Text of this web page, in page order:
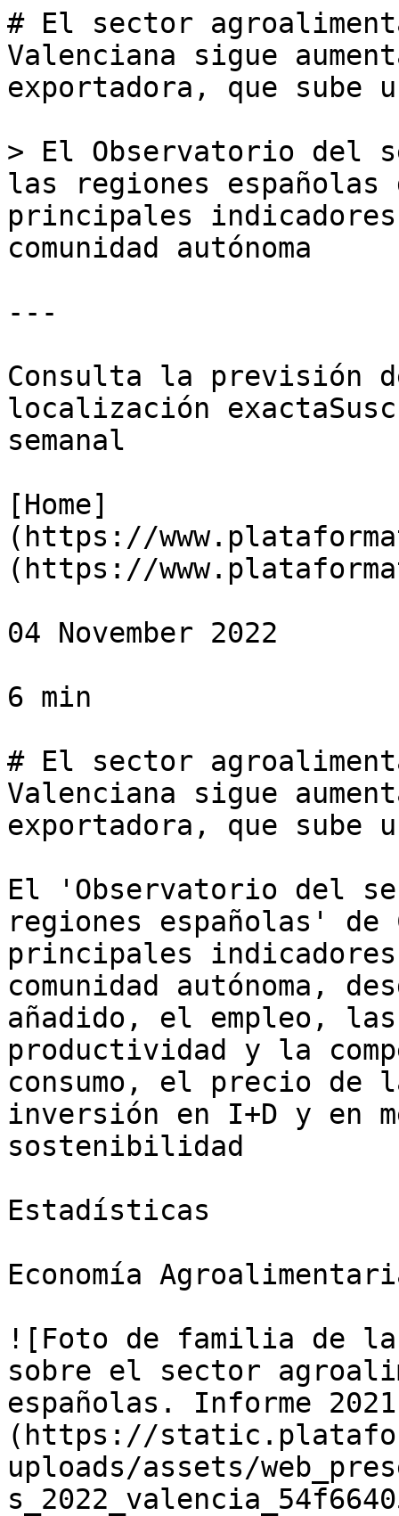
# El sector
Valenciana sigue
exportadora, que sube
> El Observatorio del
las regiones
principales
comunidad autónoma
---
Consulta la previsión
localización
semanal
[Home]
(https://
(https://
04 November 2022
6 min
# El sector
Valenciana sigue
exportadora, que sube
El 'Observatorio del
regiones españolas'
principales
comunidad autónoma,
añadido, el empleo,
productividad y la
consumo, el precio de
inversión en I+D y en
sostenibilidad
Estadísticas
Economía
![Foto de familia de la
sobre el sector
españolas. Informe
(https://
uploads/assets/